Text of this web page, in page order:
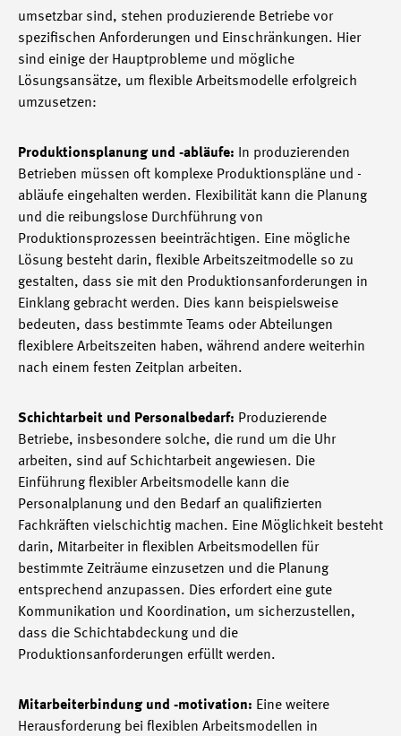
umsetzbar sind, stehen produzierende Betriebe vor
spezifischen Anforderungen und Einschränkungen. Hier
sind einige der Hauptprobleme und mögliche
Lösungsansätze, um flexible Arbeitsmodelle erfolgreich
umzusetzen:
Produktionsplanung und -abläufe: In produzierenden
Betrieben müssen oft komplexe Produktionspläne und -
abläufe eingehalten werden. Flexibilität kann die Planung
und die reibungslose Durchführung von
Produktionsprozessen beeinträchtigen. Eine mögliche
Lösung besteht darin, flexible Arbeitszeitmodelle so zu
gestalten, dass sie mit den Produktionsanforderungen in
Einklang gebracht werden. Dies kann beispielsweise
bedeuten, dass bestimmte Teams oder Abteilungen
flexiblere Arbeitszeiten haben, während andere weiterhin
nach einem festen Zeitplan arbeiten.
Schichtarbeit und Personalbedarf: Produzierende
Betriebe, insbesondere solche, die rund um die Uhr
arbeiten, sind auf Schichtarbeit angewiesen. Die
Einführung flexibler Arbeitsmodelle kann die
Personalplanung und den Bedarf an qualifizierten
Fachkräften vielschichtig machen. Eine Möglichkeit besteht
darin, Mitarbeiter in flexiblen Arbeitsmodellen für
bestimmte Zeiträume einzusetzen und die Planung
entsprechend anzupassen. Dies erfordert eine gute
Kommunikation und Koordination, um sicherzustellen,
dass die Schichtabdeckung und die
Produktionsanforderungen erfüllt werden.
Mitarbeiterbindung und -motivation: Eine weitere
Herausforderung bei flexiblen Arbeitsmodellen in